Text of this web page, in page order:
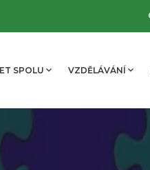
SPOLU VZDĚLÁVÁNÍ